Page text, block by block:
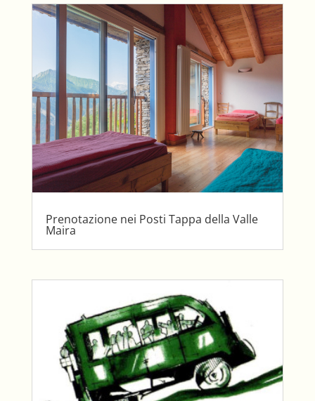
Prenotazione nei Posti Tappa della Valle
Maira